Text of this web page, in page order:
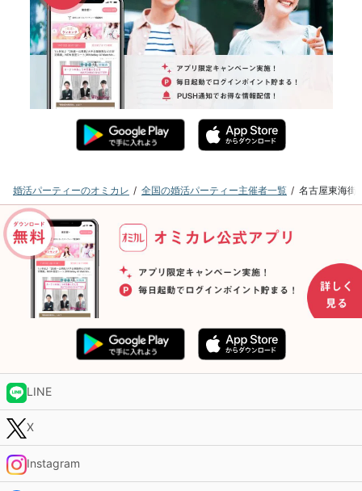
婚活パーティーのオミカレ 全国の婚活パーティー主催者一覧 名古屋東海街
LINE
X
Instagram